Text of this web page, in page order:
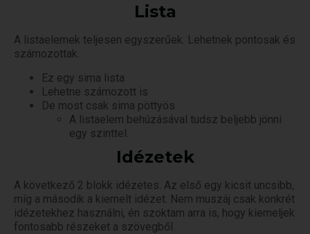
Lista
A listaelemek teljesen egyszerűek. Lehetnek pontosak és
számozottak.
Ez egy sima lista
Lehetne számozott is
De most csak sima pöttyös
A listaelem behúzásával tudsz beljebb jönni
egy szinttel.
Idézetek
A következő 2 blokk idézetes. Az első egy kicsit uncsibb,
míg a második a kiemelt idézet. Nem muszáj csak konkrét
idézetekhez használni, én szoktam arra is, hogy kiemeljek
fontosabb részeket a szövegből.